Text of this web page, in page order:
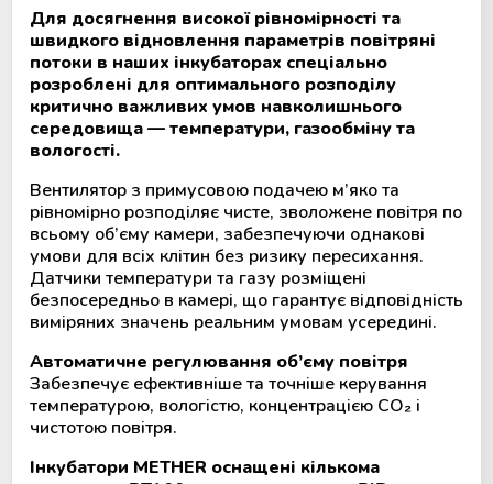
Для досягнення високої рівномірності та
швидкого відновлення параметрів повітряні
потоки в наших інкубаторах спеціально
розроблені для оптимального розподілу
критично важливих умов навколишнього
середовища — температури, газообміну та
вологості.
Вентилятор з примусовою подачею м’яко та
рівномірно розподіляє чисте, зволожене повітря по
всьому об’єму камери, забезпечуючи однакові
умови для всіх клітин без ризику пересихання.
Датчики температури та газу розміщені
безпосередньо в камері, що гарантує відповідність
виміряних значень реальним умовам усередині.
Автоматичне регулювання об’єму повітря
Забезпечує ефективніше та точніше керування
температурою, вологістю, концентрацією CO₂ і
чистотою повітря.
Інкубатори METHER оснащені кількома